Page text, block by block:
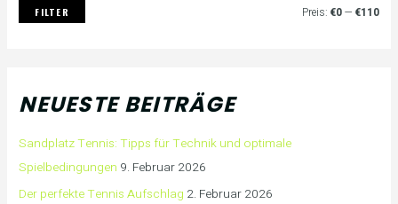
FILTER Preis: €0— €110
NEUESTE BEITRÄGE
Sandplatz Tennis: Tipps für Technik und optimale
Spielbedingungen 9. Februar 2026
Der perfekte Tennis Aufschlag 2. Februar 2026